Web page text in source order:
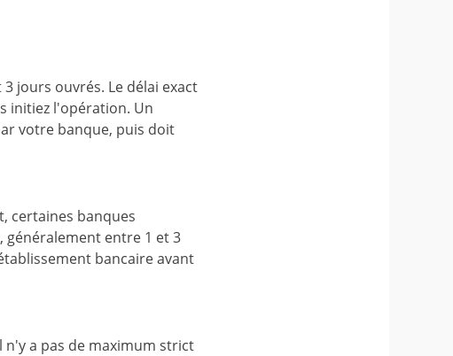
jours ouvrés. Le délai exact
initiez l'opération. Un
votre banque, puis doit
certaines banques
généralement entre 1 et 3
bancaire avant
a pas de maximum strict